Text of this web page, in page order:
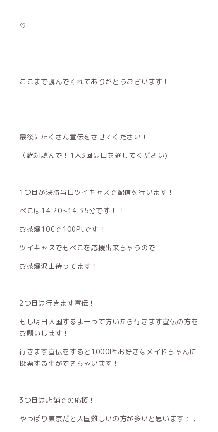
♡
ここまで読んでくれてありがとうございます！
最後にたくさん宣伝をさせてください！
（絶対読んで！1人3回は目を通してください)
1つ目が決勝当日ツイキャスで配信を行います！
ぺこは14:20~14:35分です！！
お茶爆100で100Ptです！
ツイキャスでもぺこを応援出来ちゃうので
お茶爆沢山待ってます！
2つ目は行きます宣伝！
もし明日入国するよーって方いたら行きます宣伝の方を
お願いします！！
行きます宣伝をすると1000Ptお好きなメイドちゃんに
投票する事ができちゃいます！
3つ目は店舗での応援！
やっぱり東京だと入国難しいの方が多いと思います；；